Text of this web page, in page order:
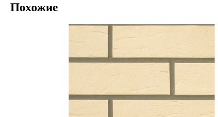
Похожие